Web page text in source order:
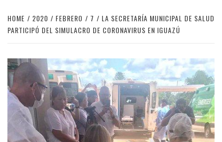
HOME 2020 FEBRERO 7
LA SECRETARÍA MUNICIPAL DE SALUD
PARTICIPÓ DEL SIMULACRO DE CORONAVIRUS EN IGUAZÚ